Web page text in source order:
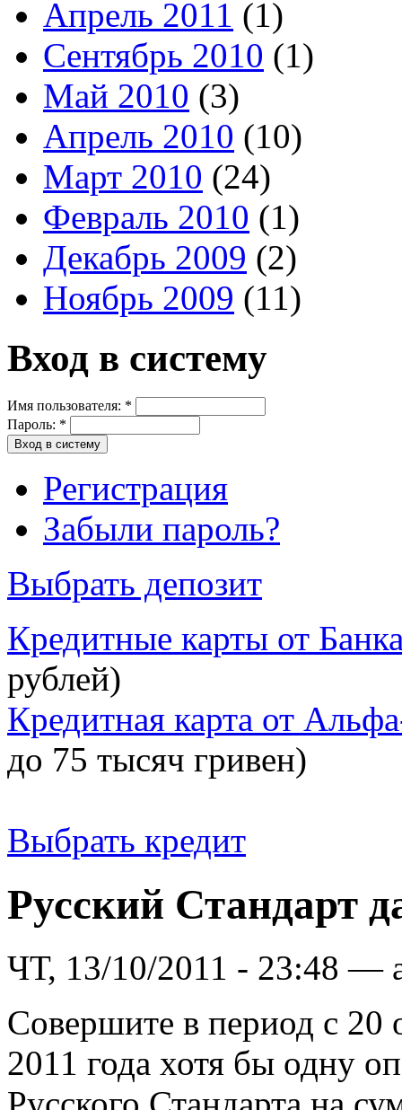
Апрель 2011 (1)
Сентябрь 2010 (1)
Май 2010 (3)
Апрель 2010 (10)
Март 2010 (24)
Февраль 2010 (1)
Декабрь 2009 (2)
Ноябрь 2009 (11)
Вход в систему
Имя пользователя: *
Пароль: *
Регистрация
Забыли пароль?
Выбрать депозит
Кредитные карты от
рублей)
Кредитная карта от
до 75 тысяч гривен)
Выбрать кредит
Русский Стандарт
ЧТ, 13/10/2011 - 23:48 —
Совершите в период с 20
2011 года хотя бы одну